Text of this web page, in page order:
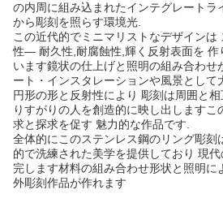
の内周に組み込まれたインテグレートラ
から彫刻を照らす環境光.
この近代的でミニマリストなデザインは
性― 耐久性,耐腐蝕性,輝く反射表面を
います鏡状の仕上げと照明の組み合わせ
ート・インスタレーションや風景として
円形の形と反射性により 彫刻は周囲と
りすがりの人を創造的に映し出しますこ
求と探求を促す 魅力的な作品です.
全体的にこのステンレス鋼のリング彫刻
的で洗練された美学を提供しており 現
完します材料の組み合わせ形状と照明に
外彫刻作品が作れます